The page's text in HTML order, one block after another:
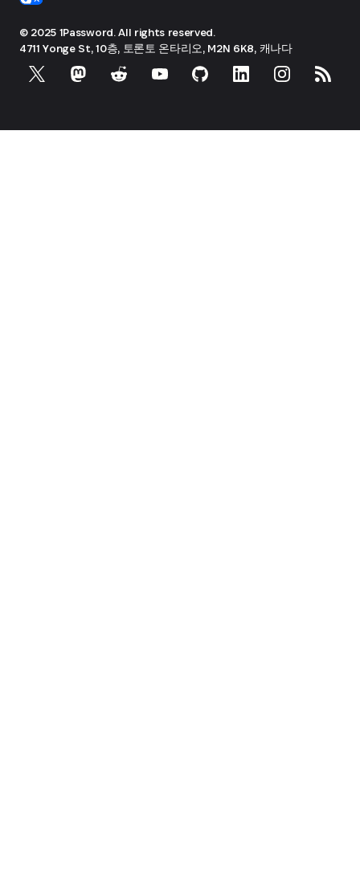
© 2025 1Password. All rights reserved.
4711 Yonge St, 10층, 토론토 온타리오, M2N 6K8, 캐나다